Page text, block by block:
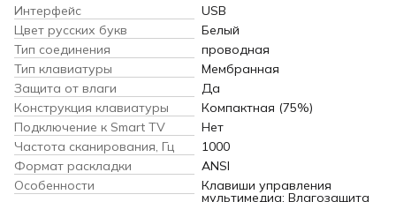
Интерфейс
USB
Цвет русских букв
Белый
Тип соединения
проводная
Тип клавиатуры
Мембранная
Защита от влаги
Да
Конструкция клавиатуры
Компактная (75%)
Подключение к Smart TV
Нет
Частота сканирования, Гц
1000
Формат раскладки
ANSI
Особенности
Клавиши управления
мультимедиа; Влагозащита